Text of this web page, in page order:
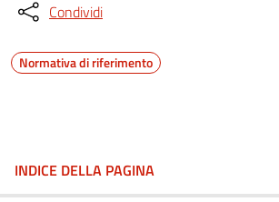
Condividi
Normativa di riferimento
INDICE DELLA PAGINA